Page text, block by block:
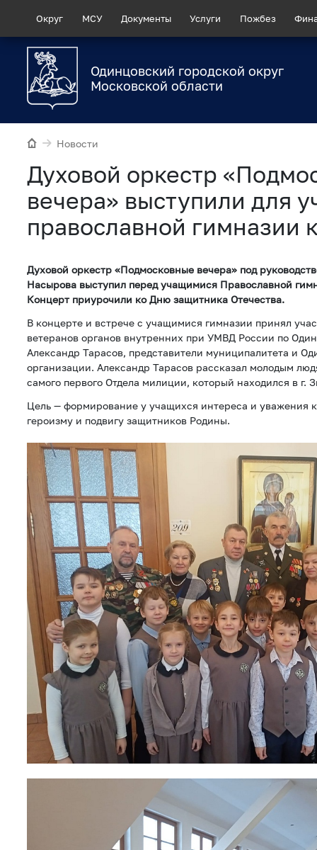
Округ МСУ Документы Услуги Пожбез
Одинцовский городской округ
Московской области
Новости
Духовой оркестр
вечера» выступили для
православной гимназии
Духовой оркестр «Подмосковные вечера» под
Насырова выступил перед учащимися Православной
Концерт приурочили ко Дню защитника Отечества.
В концерте и встрече с учащимися гимназии принял
ветеранов органов внутренних при УМВД России по
Александр Тарасов, представители муниципалитета и
организации. Александр Тарасов рассказал молодым
самого первого Отдела милиции, который находился в г.
Цель — формирование у учащихся интереса и уважения
героизму и подвигу защитников Родины.